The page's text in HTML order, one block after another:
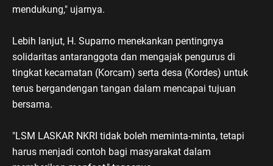
mendukung," ujarnya.
Lebih lanjut, H. Suparno menekankan pentingnya
solidaritas antaranggota dan mengajak pengurus di
tingkat kecamatan (Korcam) serta desa (Kordes) untuk
terus bergandengan tangan dalam mencapai tujuan
bersama.
"LSM LASKAR NKRI tidak boleh meminta-minta, tetapi
harus menjadi contoh bagi masyarakat dalam